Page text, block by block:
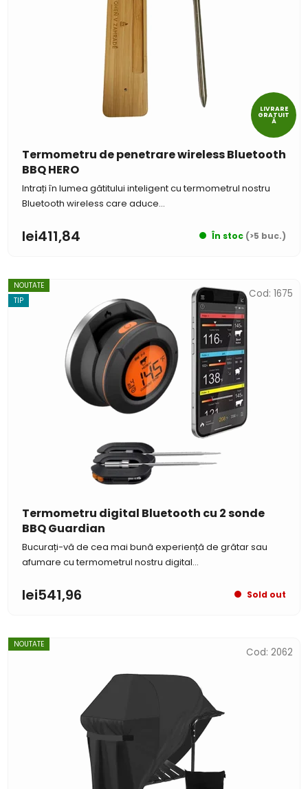
LIVRARE
GRATUIT
Ă
Termometru de penetrare wireless Bluetooth
BBQ HERO
În stoc (>5 buc.)
lei411,84
Intrați în lumea gătitului inteligent cu termometrul nostru
Bluetooth wireless care aduce...
NOUTATE
TIP
Termometru digital Bluetooth cu 2 sonde
BBQ Guardian
Sold out
lei541,96
Bucurați-vă de cea mai bună experiență de grătar sau
afumare cu termometrul nostru digital...
Cod: 1675
NOUTATE
Cod: 2062